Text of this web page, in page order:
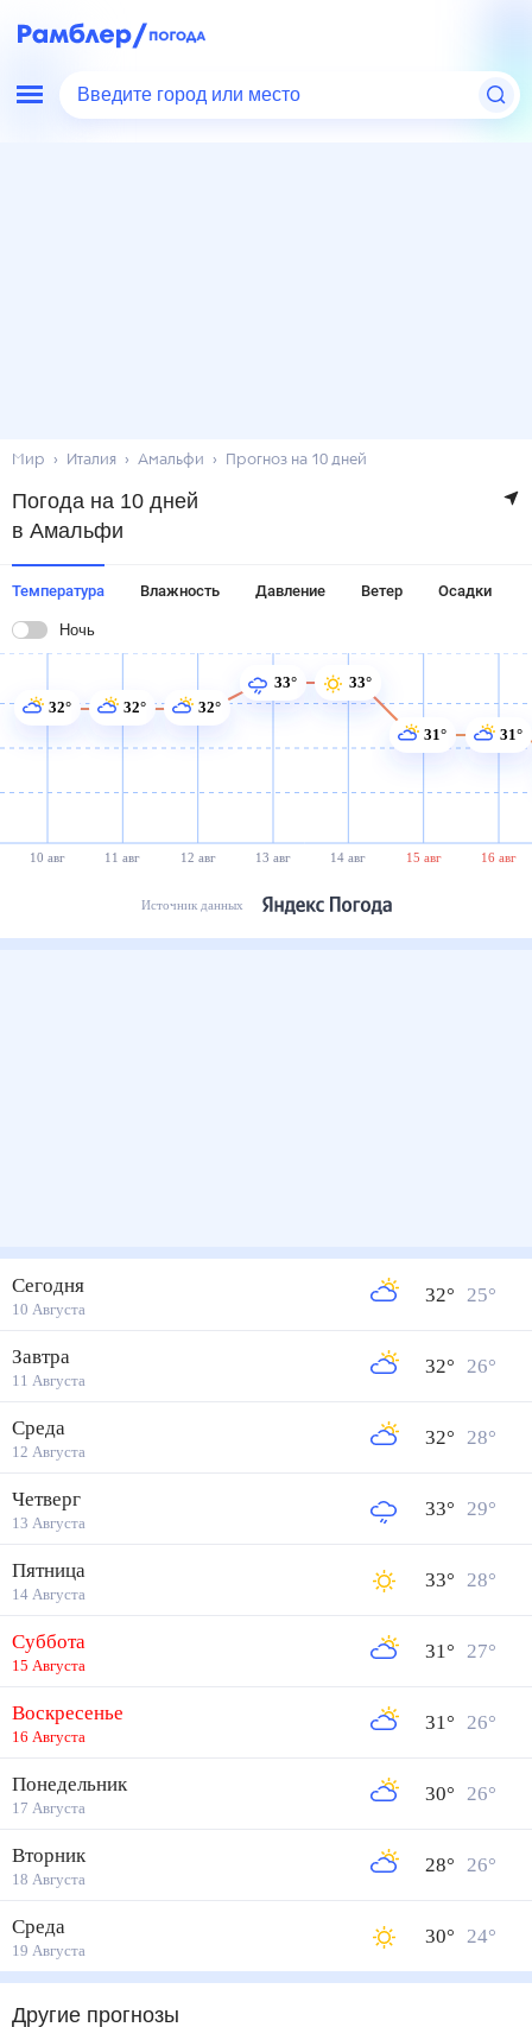
Введите город или место
Мир Италия Амальфи Прогноз на 10 дней
Погода на 10 дней
в Амальфи
Температура Влажность Давление Ветер Осадки
Ночь
10 авг 11 авг 12 авг 13 авг 14 авг 15 авг 16 авг
32° 32° 32°
33° 33°
31° 31°
Источник данных
Сегодня
10 Августа
32° 25°
Завтра
11 Августа
32° 26°
Среда
12 Августа
32° 28°
Четверг
13 Августа
33° 29°
Пятница
14 Августа
33° 28°
Суббота
15 Августа
31° 27°
Воскресенье
16 Августа
31° 26°
Понедельник
17 Августа
30° 26°
Вторник
18 Августа
28° 26°
Среда
19 Августа
30° 24°
Другие прогнозы